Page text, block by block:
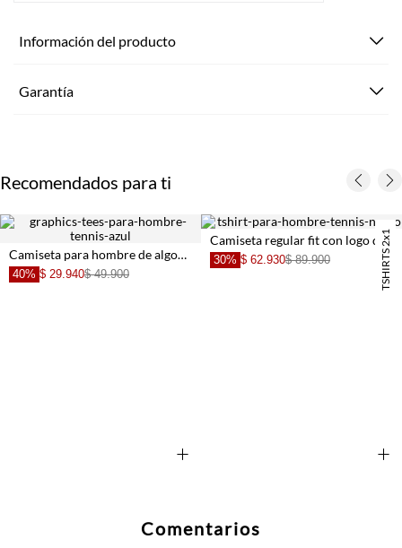
Información del producto
Garantía
Recomendados para ti
+
Camiseta para hombre de algodón azul marino regular con bordado
40% $ 29.940$ 49.900 TSHIRTS 2x1
+
Camiseta regular fit con logo de raquetas en algodón negro para hombre
30% $ 62.930$ 89.900
Comentarios